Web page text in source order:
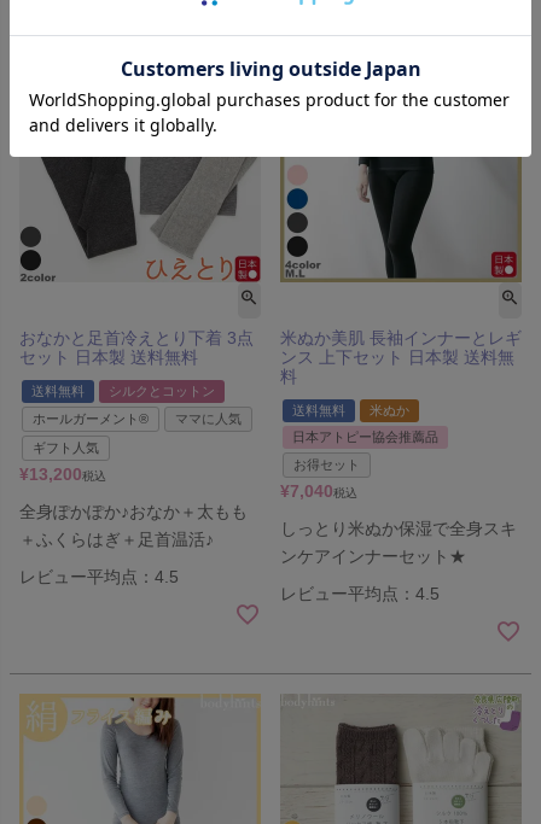
おなかと足首冷えとり下着 3点
セット 日本製 送料無料
送料無料
シルクとコットン
ホールガーメント®
ママに人気
ギフト人気
¥13,200税込
全身ぽかぽか♪おなか＋太もも
＋ふくらはぎ＋足首温活♪
レビュー平均点：4.5
米ぬか美肌 長袖インナーとレギ
ンス 上下セット 日本製 送料無
料
送料無料
米ぬか
日本アトピー協会推薦品
お得セット
¥7,040税込
しっとり米ぬか保湿で全身スキ
ンケアインナーセット★
レビュー平均点：4.5